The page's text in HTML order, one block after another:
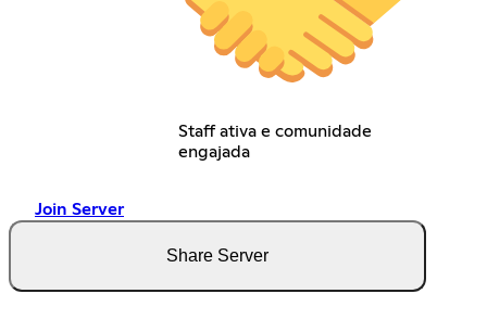
Staff ativa e comunidade
engajada
Join Server
Share Server